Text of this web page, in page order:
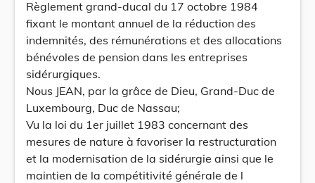
Règlement grand-ducal du 17 octobre 1984
fixant le montant annuel de la réduction des
indemnités, des rémunérations et des allocations
bénévoles de pension dans les entreprises
sidérurgiques.
Nous JEAN, par la grâce de Dieu, Grand-Duc de
Luxembourg, Duc de Nassau;
Vu la loi du 1er juillet 1983 concernant des
mesures de nature à favoriser la restructuration
et la modernisation de la sidérurgie ainsi que le
maintien de la compétitivité générale de l